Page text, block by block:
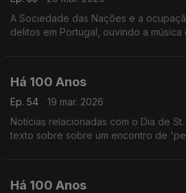
A Sociedade das Nações e a
delitos em Portugal, ouvindo a
Há 100 Anos
Ep. 54
19 mar. 2026
Notícias relacionadas com o Dia de
texto sobre sobre um encontro de
Há 100 Anos